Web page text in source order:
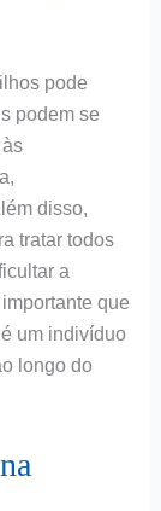
pode
podem se
disso,
tratar todos
a
que
um indivíduo
longo do